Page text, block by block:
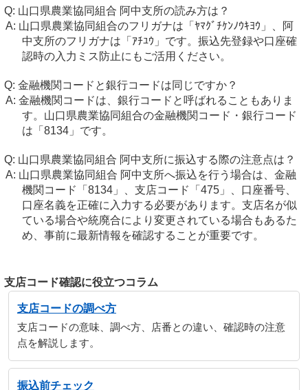
山口県農業協同組合 阿中支所の読み方は？
山口県農業協同組合のフリガナは「ﾔﾏｸﾞﾁｹﾝﾉｳｷﾖｳ」、阿
中支所のフリガナは「ｱﾁﾕｳ」です。振込先登録や口座確
認時の入力ミス防止にもご活用ください。
金融機関コードと銀行コードは同じですか？
金融機関コードは、銀行コードと呼ばれることもありま
す。山口県農業協同組合の金融機関コード・銀行コード
は「8134」です。
山口県農業協同組合 阿中支所に振込する際の注意点は？
山口県農業協同組合 阿中支所へ振込を行う場合は、金融
機関コード「8134」、支店コード「475」、口座番号、
口座名義を正確に入力する必要があります。支店名が似
ている場合や統廃合により変更されている場合もあるた
め、事前に最新情報を確認することが重要です。
支店コード確認に役立つコラム
支店コードの調べ方
支店コードの意味、調べ方、店番との違い、確認時の注意
点を解説します。
振込前チェック